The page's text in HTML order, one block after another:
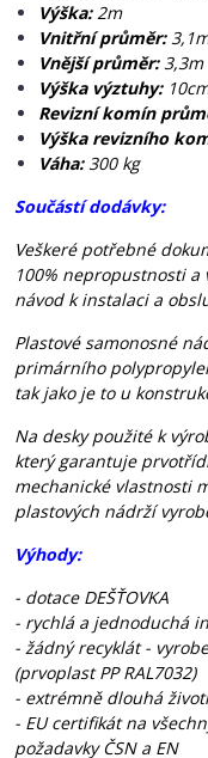
Výška:2m
Vnitřní průměr:
Vnější průměr:3,3m
Výška výztuhy:
Revizní komín
Výška revizního
Váha:300 kg
Součástí dodávky:
Veškeré potřebné
100% nepropustnosti
návod k instalaci a
Plastové samonosné
primárního
tak jako je to u
Na desky použité k
který garantuje
mechanické vlastnosti
plastových nádrží
Výhody:
- dotace DEŠŤOVKA
- rychlá a jednoduchá
- žádný recyklát -
(prvoplast PP RAL7032)
- extrémně dlouhá
- EU certifikát na
požadavky ČSN a EN